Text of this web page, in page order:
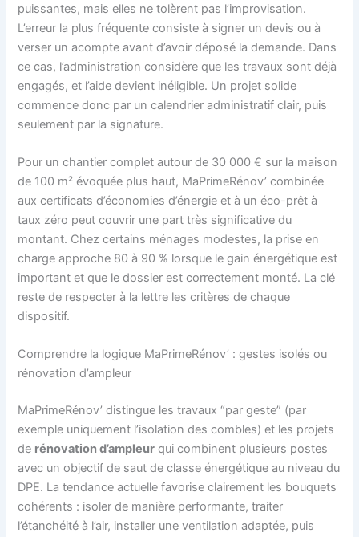
puissantes, mais elles ne tolèrent pas l’improvisation.
L’erreur la plus fréquente consiste à signer un devis ou à
verser un acompte avant d’avoir déposé la demande. Dans
ce cas, l’administration considère que les travaux sont déjà
engagés, et l’aide devient inéligible. Un projet solide
commence donc par un calendrier administratif clair, puis
seulement par la signature.
Pour un chantier complet autour de 30 000 € sur la maison
de 100 m² évoquée plus haut, MaPrimeRénov’ combinée
aux certificats d’économies d’énergie et à un éco-prêt à
taux zéro peut couvrir une part très significative du
montant. Chez certains ménages modestes, la prise en
charge approche 80 à 90 % lorsque le gain énergétique est
important et que le dossier est correctement monté. La clé
reste de respecter à la lettre les critères de chaque
dispositif.
Comprendre la logique MaPrimeRénov’ : gestes isolés ou
rénovation d’ampleur
MaPrimeRénov’ distingue les travaux “par geste” (par
exemple uniquement l’isolation des combles) et les projets
de rénovation d’ampleur qui combinent plusieurs postes
avec un objectif de saut de classe énergétique au niveau du
DPE. La tendance actuelle favorise clairement les bouquets
cohérents : isoler de manière performante, traiter
l’étanchéité à l’air, installer une ventilation adaptée, puis